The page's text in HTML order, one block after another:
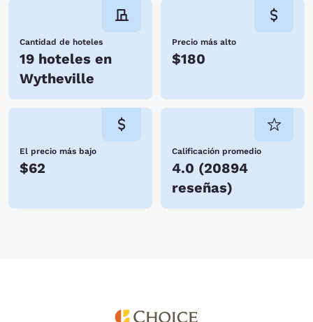
Cantidad de hoteles
19 hoteles en
Wytheville
Precio más alto
$180
El precio más bajo
$62
Calificación promedio
4.0 (20894
reseñas)